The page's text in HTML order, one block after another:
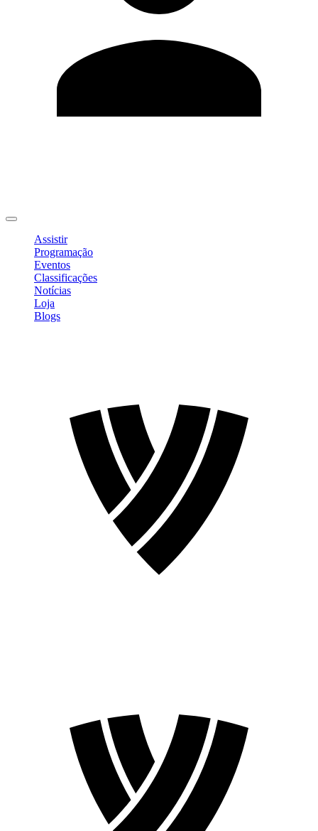
Assistir
Programação
Eventos
Classificações
Notícias
Loja
Blogs